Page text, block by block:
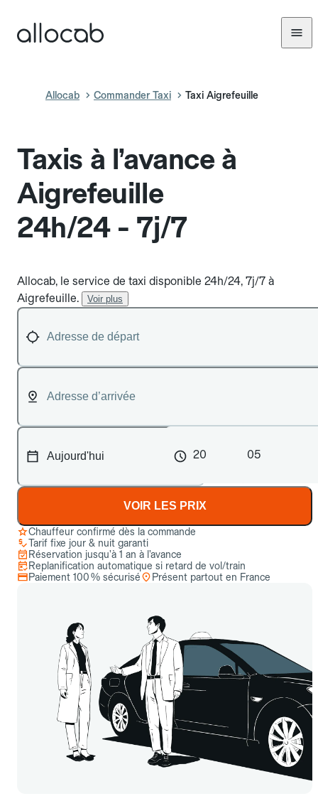
Allocab Commander Taxi Taxi Aigrefeuille
Taxis à l’avance à
Aigrefeuille
24h/24 - 7j/7
Allocab, le service de taxi disponible 24h/24, 7j/7 à
Aigrefeuille.
Voir plus
20 05
VOIR LES PRIX
Chauffeur confirmé dès la commande
Tarif fixe jour & nuit garanti
Réservation jusqu’à 1 an à l’avance
Replanification automatique si retard de vol/train
Paiement 100 % sécurisé
Présent partout en France